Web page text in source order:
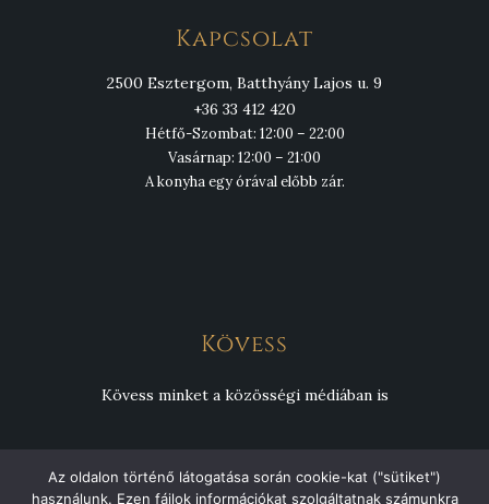
Kapcsolat
2500 Esztergom, Batthyány Lajos u. 9
+36 33 412 420
Hétfő-Szombat: 12:00 – 22:00
Vasárnap: 12:00 – 21:00
A konyha egy órával előbb zár.
Kövess
Kövess minket a közösségi médiában is
Az oldalon történő látogatása során cookie-kat ("sütiket")
használunk. Ezen fájlok információkat szolgáltatnak számunkra